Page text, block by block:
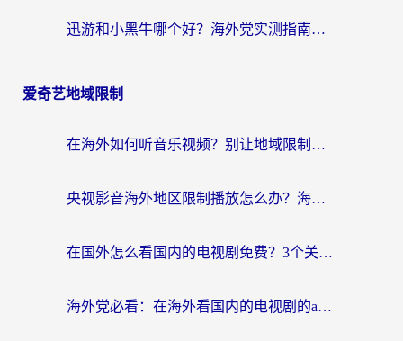
迅游和小黑牛哪个好？海外党实测指南，选对中国地址加速器才能无缝刷国内资源
爱奇艺地域限制
在海外如何听音乐视频？别让地域限制挡住你的华语旋律
央视影音海外地区限制播放怎么办？海外华人必看的追剧自由指南
在国外怎么看国内的电视剧免费？3个关键步骤+1款靠谱加速器帮你搞定
海外党必看：在海外看国内的电视剧的app选对了吗？3步解决地域限制烦恼